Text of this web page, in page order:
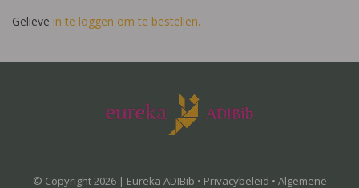
Gelieve in te loggen om te bestellen.
© Copyright 2026 | Eureka ADIBib • Privacybeleid • Algemene